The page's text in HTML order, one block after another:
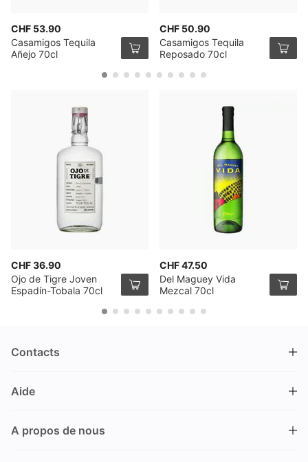
CHF 53.90
Casamigos Tequila
Añejo 70cl
CHF 50.90
Casamigos Tequila
Reposado 70cl
CHF 36.90
Ojo de Tigre Joven
Espadín-Tobala 70cl
CHF 47.50
Del Maguey Vida
Mezcal 70cl
Contacts
Nüschelerstrasse 35
Suisse
Aide
Processus de commande
A propos de nous